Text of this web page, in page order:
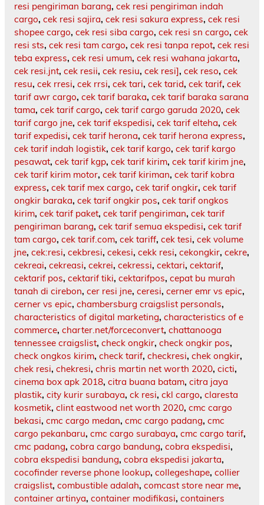
resi pengiriman barang, cek resi pengiriman indah
cargo, cek resi sajira, cek resi sakura express, cek resi
shopee cargo, cek resi siba cargo, cek resi sn cargo, cek
resi sts, cek resi tam cargo, cek resi tanpa repot, cek resi
teba express, cek resi umum, cek resi wahana jakarta,
cek resi.jnt, cek resii, cek resiu, cek resi], cek reso, cek
resu, cek rresi, cek rrsi, cek tari, cek tarid, cek tarif, cek
tarif awr cargo, cek tarif baraka, cek tarif baraka sarana
tama, cek tarif cargo, cek tarif cargo garuda 2020, cek
tarif cargo jne, cek tarif ekspedisi, cek tarif elteha, cek
tarif expedisi, cek tarif herona, cek tarif herona express,
cek tarif indah logistik, cek tarif kargo, cek tarif kargo
pesawat, cek tarif kgp, cek tarif kirim, cek tarif kirim jne,
cek tarif kirim motor, cek tarif kiriman, cek tarif kobra
express, cek tarif mex cargo, cek tarif ongkir, cek tarif
ongkir baraka, cek tarif ongkir pos, cek tarif ongkos
kirim, cek tarif paket, cek tarif pengiriman, cek tarif
pengiriman barang, cek tarif semua ekspedisi, cek tarif
tam cargo, cek tarif.com, cek tariff, cek tesi, cek volume
jne, cek:resi, cekbresi, cekesi, cekk resi, cekongkir, cekre,
cekreai, cekreasi, cekrei, cekressi, cektari, cektarif,
cektarif pos, cektarif tiki, cektarifpos, cepat bu murah
tanah di cirebon, cer resi jne, ceresi, cerner emr vs epic,
cerner vs epic, chambersburg craigslist personals,
characteristics of digital marketing, characteristics of e
commerce, charter.net/forceconvert, chattanooga
tennessee craigslist, check ongkir, check ongkir pos,
check ongkos kirim, check tarif, checkresi, chek ongkir,
chek resi, chekresi, chris martin net worth 2020, cicti,
cinema box apk 2018, citra buana batam, citra jaya
plastik, city kurir surabaya, ck resi, ckl cargo, claresta
kosmetik, clint eastwood net worth 2020, cmc cargo
bekasi, cmc cargo medan, cmc cargo padang, cmc
cargo pekanbaru, cmc cargo surabaya, cmc cargo tarif,
cmc padang, cobra cargo bandung, cobra ekspedisi,
cobra ekspedisi bandung, cobra ekspedisi jakarta,
cocofinder reverse phone lookup, collegeshape, collier
craigslist, combustible adalah, comcast store near me,
container artinya, container modifikasi, containers